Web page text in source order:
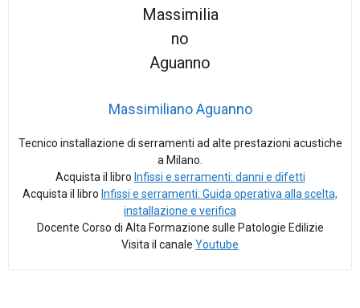
Massimiliano Aguanno
Tecnico installazione di serramenti ad alte prestazioni acustiche
a Milano.
Acquista il libro Infissi e serramenti: danni e difetti
Acquista il libro Infissi e serramenti: Guida operativa alla scelta,
installazione e verifica
Docente Corso di Alta Formazione sulle Patologie Edilizie
Visita il canale Youtube